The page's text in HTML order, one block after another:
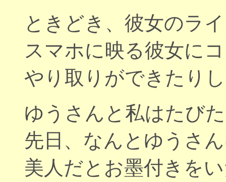
ときどき、彼女のラ
スマホに映る彼女に
やり取りができたり
ゆうさんと私はたび
先日、なんとゆうさ
美人だとお墨付きを